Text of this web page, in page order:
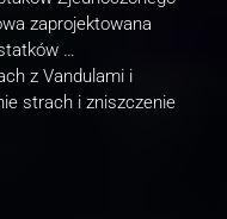
zaprojektowana
…
z Vandulami i
strach i zniszczenie